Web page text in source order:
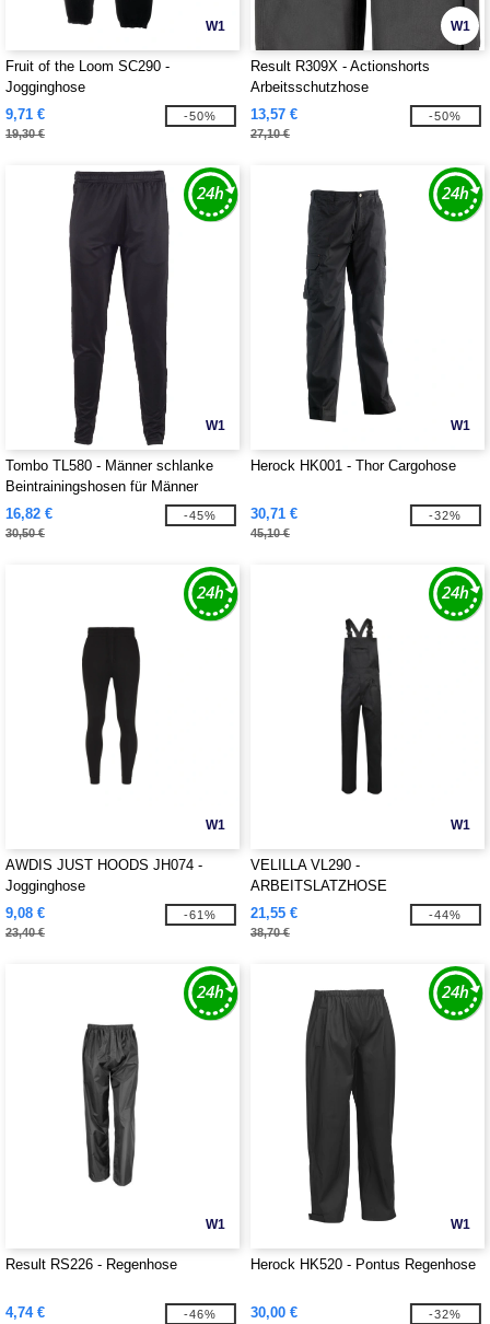
W1
Fruit of the Loom SC290 -
Jogginghose
9,71 €
19,30 €
-50%
W1
Result R309X - Actionshorts
Arbeitsschutzhose
13,57 €
27,10 €
-50%
W1
Tombo TL580 - Männer schlanke
Beintrainingshosen für Männer
16,82 €
30,50 €
-45%
W1
Herock HK001 - Thor Cargohose
30,71 €
45,10 €
-32%
W1
AWDIS JUST HOODS JH074 -
Jogginghose
9,08 €
23,40 €
-61%
W1
VELILLA VL290 -
ARBEITSLATZHOSE
21,55 €
38,70 €
-44%
W1
Result RS226 - Regenhose
4,74 € -46%
W1
Herock HK520 - Pontus Regenhose
30,00 € -32%